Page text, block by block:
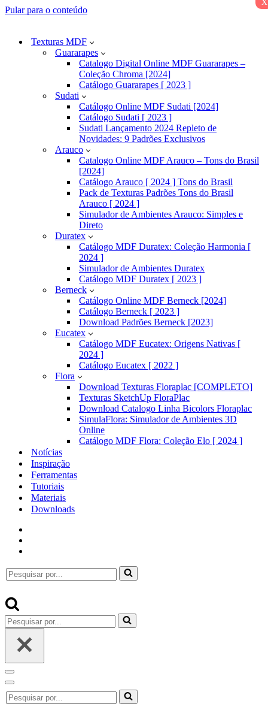
Pular para o conteúdo
Texturas MDF
Guararapes
Catalogo Digital Online MDF Guararapes –
Coleção Chroma [2024]
Catálogo Guararapes [ 2023 ]
Sudati
Catálogo Online MDF Sudati [2024]
Catálogo Sudati [ 2023 ]
Sudati Lançamento 2024 Repleto de
Novidades: 9 Padrões Exclusivos
Arauco
Catalogo Online MDF Arauco – Tons do Brasil
[2024]
Catálogo Arauco [ 2024 ] Tons do Brasil
Pack de Texturas Padrões Tons do Brasil
Arauco [ 2024 ]
Simulador de Ambientes Arauco: Simples e
Direto
Duratex
Catálogo MDF Duratex: Coleção Harmonia [
2024 ]
Simulador de Ambientes Duratex
Catálogo MDF Duratex [ 2023 ]
Berneck
Catálogo Online MDF Berneck [2024]
Catálogo Berneck [ 2023 ]
Download Padrões Berneck [2023]
Eucatex
Catálogo MDF Eucatex: Origens Nativas [
2024 ]
Catálogo Eucatex [ 2022 ]
Flora
Download Texturas Floraplac [COMPLETO]
Texturas SketchUp FloraPlac
Download Catalogo Linha Bicolors Floraplac
SimulaFlora: Simulador de Ambientes 3D
Online
Catálogo MDF Flora: Coleção Elo [ 2024 ]
Notícias
Inspiração
Ferramentas
Tutoriais
Materiais
Downloads
Pesquisar
por...
Pesquisar
por...
Menu
de
navegação
Menu
de
navegação
Pesquisar
por...